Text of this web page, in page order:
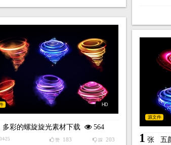
HD
多彩的螺旋旋光素材下载 564
25 踩 203
赞 183
源文件
1 张 五